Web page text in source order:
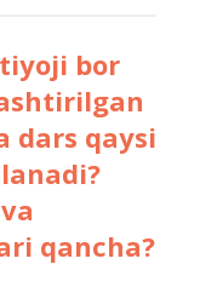
bor
dars qaysi
qancha?